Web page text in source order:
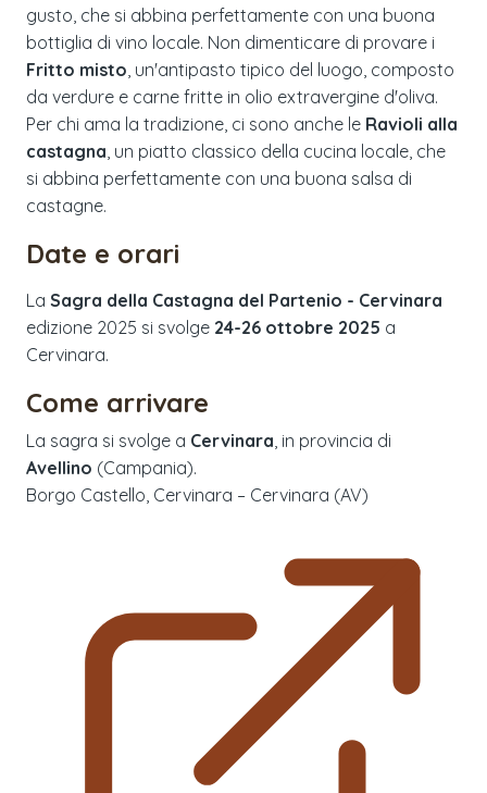
gusto, che si abbina perfettamente con una buona
bottiglia di vino locale. Non dimenticare di provare i
Fritto misto , un'antipasto tipico del luogo, composto
da verdure e carne fritte in olio extravergine d'oliva.
Per chi ama la tradizione, ci sono anche le Ravioli alla
castagna , un piatto classico della cucina locale, che
si abbina perfettamente con una buona salsa di
castagne.
Date e orari
La Sagra della Castagna del Partenio - Cervinara
edizione 2025 si svolge 24-26 ottobre 2025 a
Cervinara.
Come arrivare
La sagra si svolge a Cervinara , in provincia di
Avellino (Campania).
Borgo Castello, Cervinara – Cervinara (AV)